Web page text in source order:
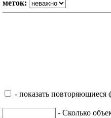
меток:
- показать повторяющиеся
- Сколько